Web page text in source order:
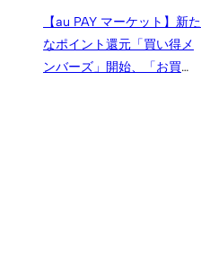
【au PAY マーケット】新た
なポイント還元「買い得メ
ンバーズ」開始、「お買い